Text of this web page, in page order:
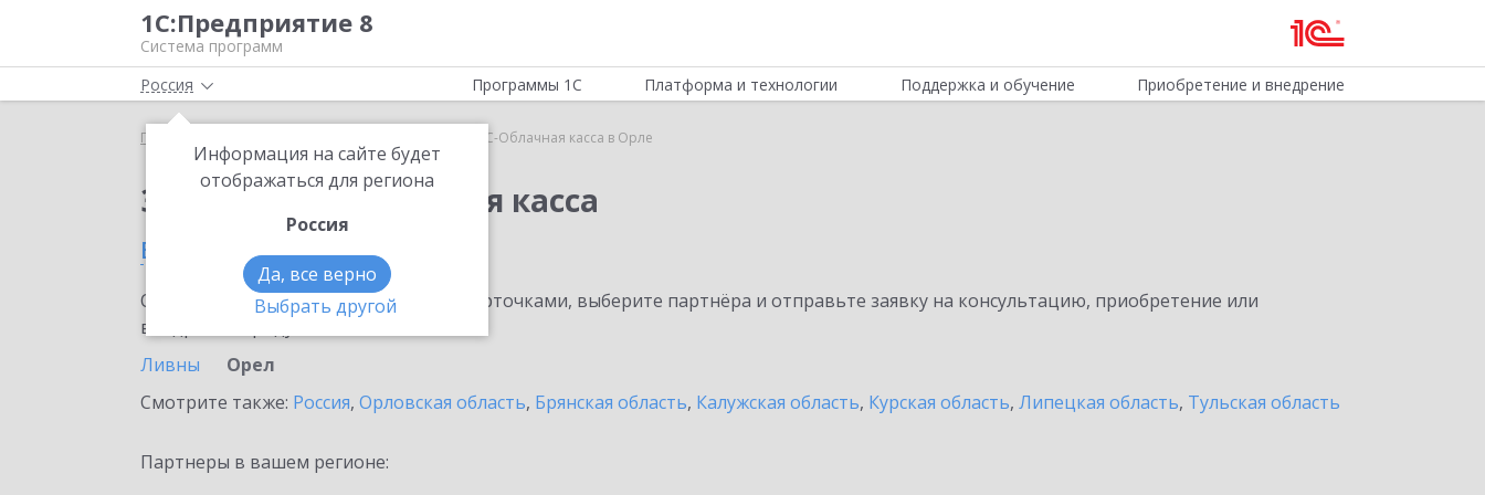
1С:Предприятие 8
Система программ
Россия
Информация на сайте будет
отображаться для региона
Россия
Да, все верно
Выбрать другой
Программы 1С Платформа и технологии Поддержка и обучение Приобретение и внедрение
Главная 1С-Облачная касса в Орле
Заказать 1С-Облачная касса
в Орле
Ознакомьтесь с информационными карточками, выберите партнёра и отправьте заявку на консультацию, приобретение или
внедрение продукта.
Ливны
Орел
Смотрите также: Россия, Орловская область, Брянская область, Калужская область, Курская область, Липецкая область, Тульская область
Партнеры в вашем регионе: